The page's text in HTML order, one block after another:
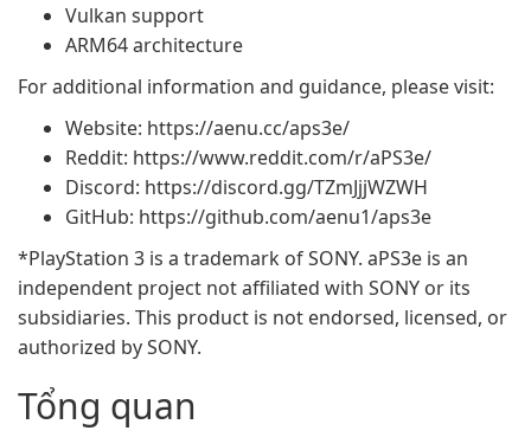
Vulkan support
ARM64 architecture
For additional information and guidance, please visit:
Website: https://aenu.cc/aps3e/
Reddit: https://www.reddit.com/r/aPS3e/
Discord: https://discord.gg/TZmJjjWZWH
GitHub: https://github.com/aenu1/aps3e
*PlayStation 3 is a trademark of SONY. aPS3e is an
independent project not affiliated with SONY or its
subsidiaries. This product is not endorsed, licensed, or
authorized by SONY.
Tổng quan